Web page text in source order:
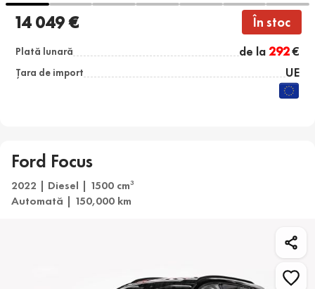
14 049 € În stoc
Plată lunară de la292€
Țara de import UE
Ford Focus
2022 | Diesel | 1500 cm3
Automată | 150,000 km